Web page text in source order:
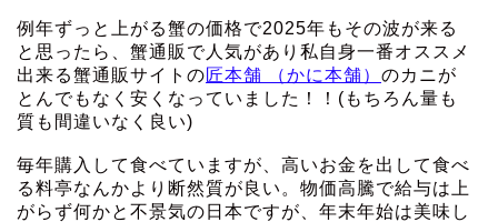
例年ずっと上がる蟹の価格で2025年もその波が来る
と思ったら、蟹通販で人気があり私自身一番オススメ
出来る蟹通販サイトの匠本舗 （かに本舗） のカニが
とんでもなく安くなっていました！！(もちろん量も
質も間違いなく良い)
毎年購入して食べていますが、高いお金を出して食べ
る料亭なんかより断然質が良い。物価高騰で給与は上
がらず何かと不景気の日本ですが、年末年始は美味し